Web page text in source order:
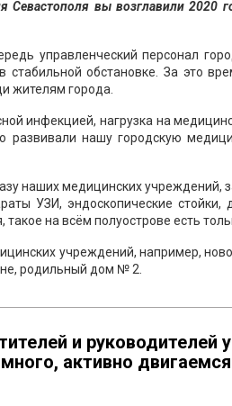
Севастополя вы возглавили 2020
управленческий персонал
стабильной обстановке. За это
жителям города.
инфекцией, нагрузка на
нашу городскую
наших медицинских учреждений,
УЗИ, эндоскопические стойки,
на всём полуострове есть
учреждений, например,
родильный дом № 2.
и руководителей
активно